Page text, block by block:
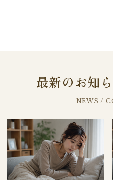
最新のお知
NEWS /